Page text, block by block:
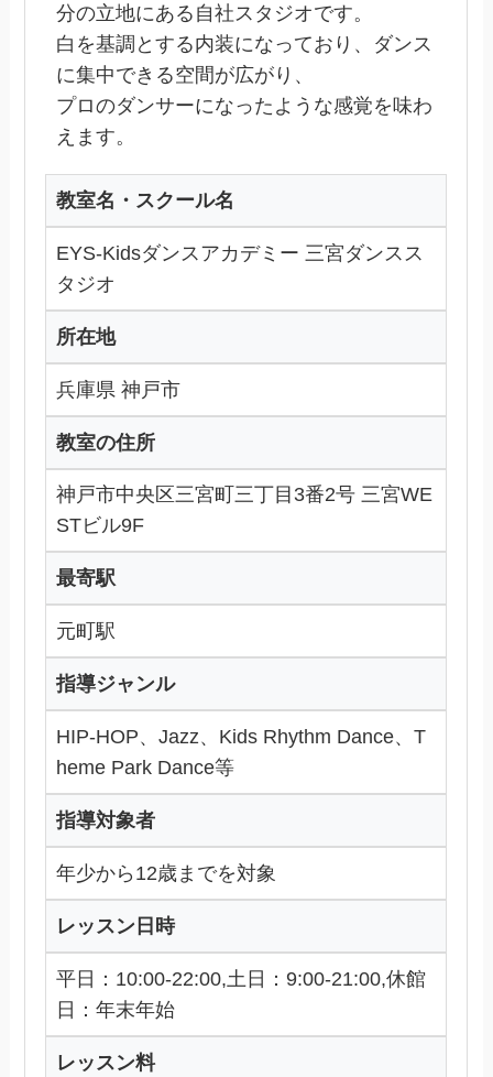
分の立地にある自社スタジオです。
白を基調とする内装になっており、ダンス
に集中できる空間が広がり、
プロのダンサーになったような感覚を味わ
えます。
教室名・スクール名
EYS-Kidsダンスアカデミー 三宮ダンスス
タジオ
所在地
兵庫県 神戸市
教室の住所
神戸市中央区三宮町三丁目3番2号 三宮WE
STビル9F
最寄駅
元町駅
指導ジャンル
HIP-HOP、Jazz、Kids Rhythm Dance、T
heme Park Dance等
指導対象者
年少から12歳までを対象
レッスン日時
平日：10:00-22:00,土日：9:00-21:00,休館
日：年末年始
レッスン料